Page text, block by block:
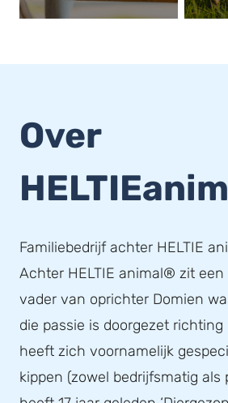
Over
Familiebedrijf achter HELTIE
Achter HELTIE animal® zit een
vader van oprichter Domien
die passie is doorgezet richting
heeft zich voornamelijk
kippen (zowel bedrijfsmatig als